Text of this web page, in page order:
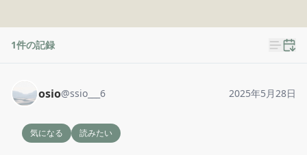
1件の記録
osio@ssio___6 2025年5月28日
気になる 読みたい